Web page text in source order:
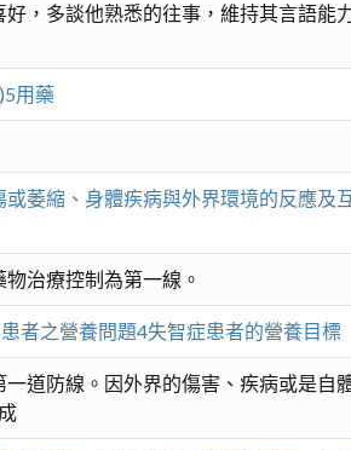
，多談他熟悉的往事，維持其言語能
用藥
萎縮、身體疾病與外界環境的反應及
治療控制為第一線。
者之營養問題4失智症患者的營養目標
道防線。因外界的傷害、疾病或是自